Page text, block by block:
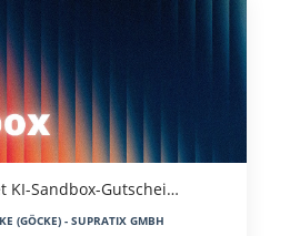
KI-Sandbox-Gutschei…
(GÖCKE) - SUPRATIX GMBH